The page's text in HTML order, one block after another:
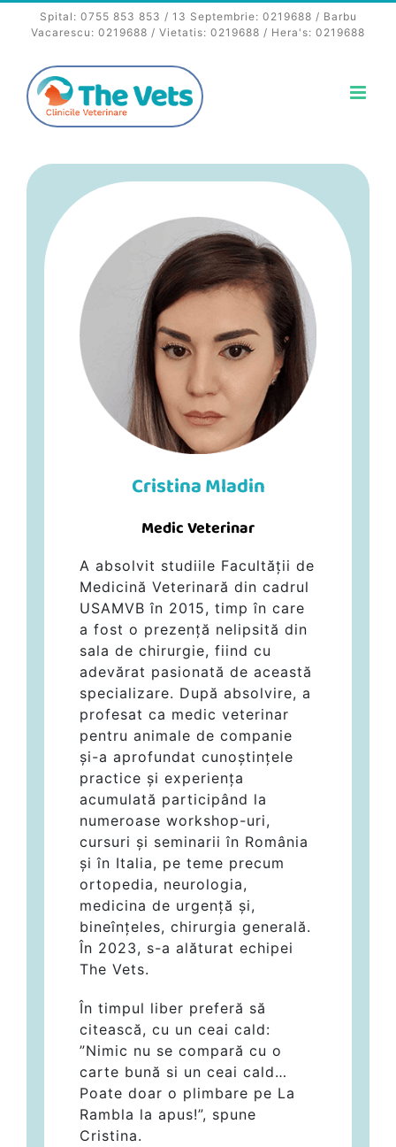
Spital: 0755 853 853 / 13 Septembrie: 0219688 / Barbu
Vacarescu: 0219688 / Vietatis: 0219688 / Hera's: 0219688
Cristina Mladin
Medic Veterinar
A absolvit studiile Facultății de
Medicină Veterinară din cadrul
USAMVB în 2015, timp în care
a fost o prezență nelipsită din
sala de chirurgie, fiind cu
adevărat pasionată de această
specializare. După absolvire, a
profesat ca medic veterinar
pentru animale de companie
și-a aprofundat cunoștințele
practice și experiența
acumulată participând la
numeroase workshop-uri,
cursuri și seminarii în România
și în Italia, pe teme precum
ortopedia, neurologia,
medicina de urgență și,
bineînțeles, chirurgia generală.
În 2023, s-a alăturat echipei
The Vets.
În timpul liber preferă să
citească, cu un ceai cald:
”Nimic nu se compară cu o
carte bună si un ceai cald…
Poate doar o plimbare pe La
Rambla la apus!”, spune
Cristina.